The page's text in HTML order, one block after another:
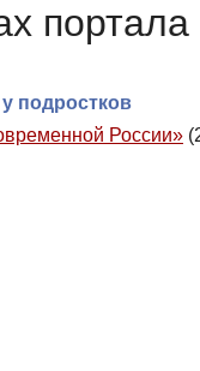
подростков
России»